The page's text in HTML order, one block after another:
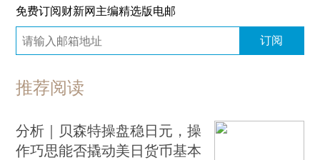
免费订阅财新网主编精选版电邮
订阅
推荐阅读
分析｜贝森特操盘稳日元，操
作巧思能否撬动美日货币基本